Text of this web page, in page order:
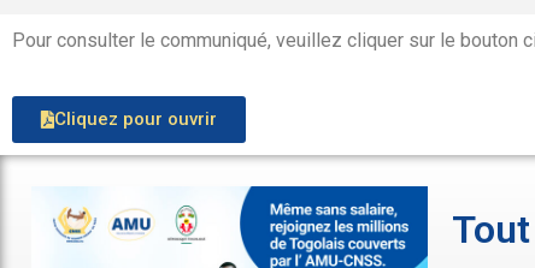
Pour consulter le communiqué, veuillez cliquer sur le bouton
Cliquez pour ouvrir